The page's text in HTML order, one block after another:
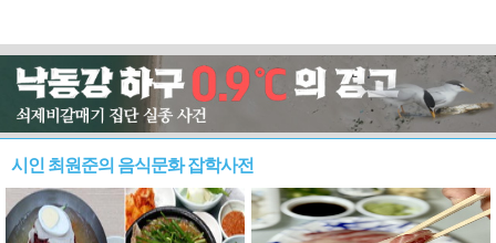
시인 최원준의 음식문화 잡학사전